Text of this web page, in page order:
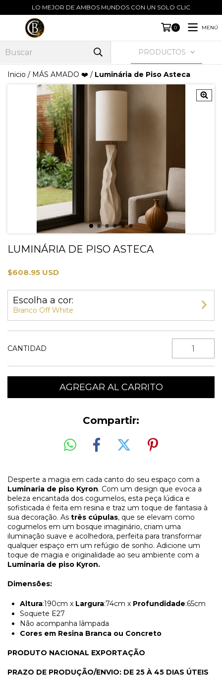
LO MEJOR DE AMBOS MUNDOS CON UN SOLO CLIC
0 MENÚ
PRODUCTOS
Inicio / MÁS AMADO ❤️ / Luminária de Piso Asteca
LUMINÁRIA DE PISO ASTECA
$608.95 USD
Escolha a cor:
Branco Off White
CANTIDAD
Compartir:
Desperte a magia em cada canto do seu espaço com a
Luminaria de piso Kyron. Com um design que evoca a
beleza encantada dos cogumelos, esta peça lúdica e
sofisticada é feita em resina e traz um toque de fantasia à
sua decoração. As três cúpulas, que se elevam como
cogumelos em um bosque imaginário, criam uma
iluminação suave e acolhedora, perfeita para transformar
qualquer espaço em um refúgio de sonho. Adicione um
toque de magia e originalidade ao seu ambiente com a
Luminaria de piso Kyron.
Dimensões:
Altura:190cm x Largura:74cm x Profundidade:65cm
Soquete E27
Não acompanha lâmpada
Cores em Resina Branca ou Concreto
PRODUTO NACIONAL EXPORTAÇÃO
PRAZO DE PRODUÇÃO/ENVIO: DE 25 À 45 DIAS ÚTEIS